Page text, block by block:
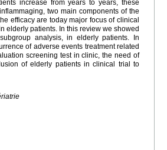
increase from years to years, these
two main components of the
efficacy are today major focus of clinical
elderly patients. In this review we showed
analysis, in elderly patients. In
of adverse events treatment related
screening test in clinic, the need of
of elderly patients in clinical trial to